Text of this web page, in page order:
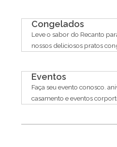
Congelados
Leve o sabor do Recanto
nossos deliciosos pratos
Eventos
Faça seu evento conosco.
casamento e eventos